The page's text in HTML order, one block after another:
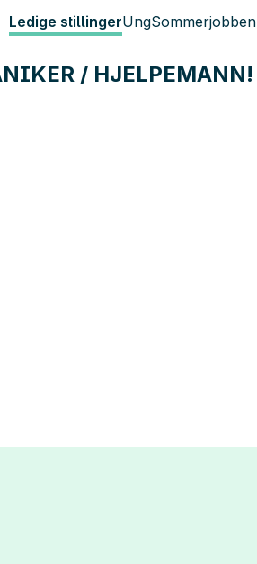
Ledige stillingerUngSommerjobben
/ HJELPEMANN!